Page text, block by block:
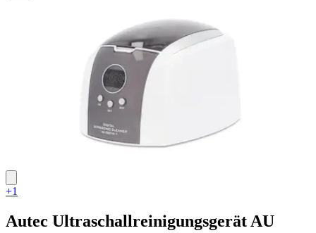
+1
Autec Ultraschallreinigungsgerät AU